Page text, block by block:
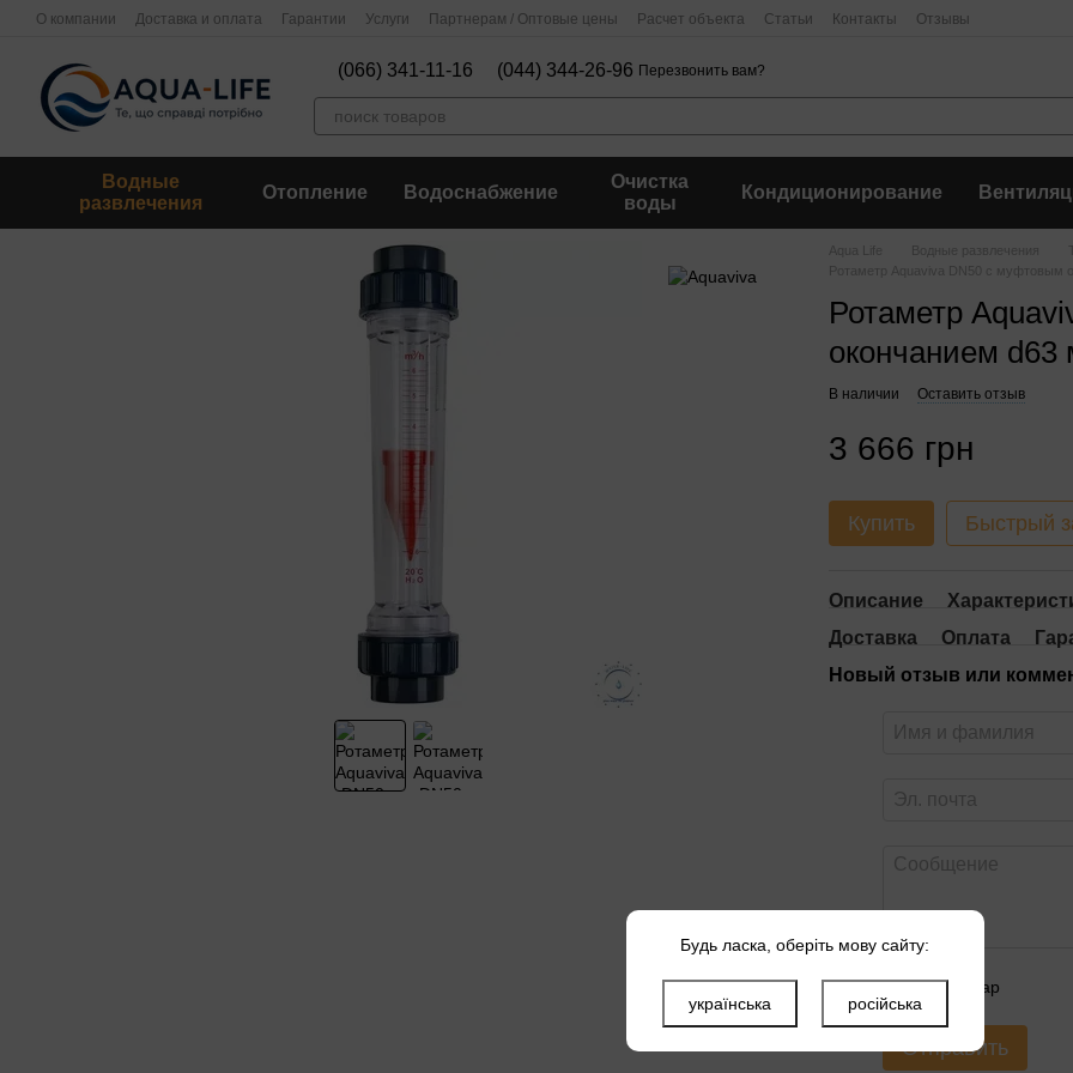
Перейти к основному контенту
О компании Доставка и оплата Гарантии Услуги Партнерам / Оптовые цены Расчет объекта Статьи Контакты Отзывы
(066) 341-11-16 (044) 344-26-96 Перезвонить вам?
Водные
развлечения
Отопление Водоснабжение
Очистка
воды
Кондиционирование
Aqua Life Водные развлечения
Ротаметр Aquaviva DN50 с муфтовым
Ротаметр
окончанием d63
В наличии Оставить отзыв
3 666 грн
Купить Быстрый
Описание
Доставка
Оплата
Новый отзыв или
Оцените товар
Отправить
Будь ласка, оберіть мову сайту:
українська російська